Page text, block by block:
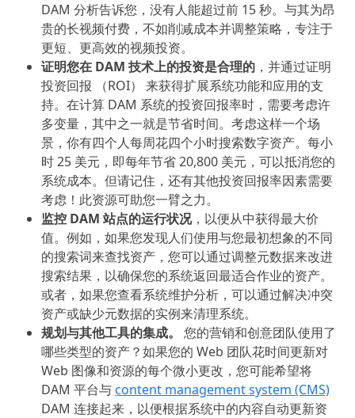
DAM 分析告诉您，没有人能超过前 15 秒。与其为昂
贵的长视频付费，不如削减成本并调整策略，专注于
更短、更高效的视频投资。
证明您在 DAM 技术上的投资是合理的 ，并通过证明
投资回报 （ROI） 来获得扩展系统功能和应用的支
持。在计算 DAM 系统的投资回报率时，需要考虑许
多变量，其中之一就是节省时间。考虑这样一个场
景，你有四个人每周花四个小时搜索数字资产。每小
时 25 美元，即每年节省 20,800 美元，可以抵消您的
系统成本。但请记住，还有其他投资回报率因素需要
考虑！此资源可助您一臂之力。
监控 DAM 站点的运行状况，以便从中获得最大价
值。例如，如果您发现人们使用与您最初想象的不同
的搜索词来查找资产，您可以通过调整元数据来改进
搜索结果，以确保您的系统返回最适合作业的资产。
或者，如果您查看系统维护分析，可以通过解决冲突
资产或缺少元数据的实例来清理系统。
规划与其他工具的集成。您的营销和创意团队使用了
哪些类型的资产？如果您的 Web 团队花时间更新对
Web 图像和资源的每个微小更改，您可能希望将
DAM 平台与content management system (CMS)
DAM 连接起来，以便根据系统中的内容自动更新资